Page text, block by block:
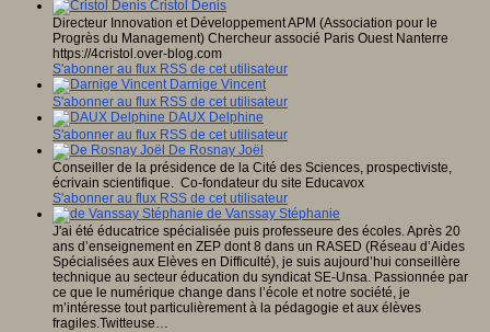
Cristol Denis
Directeur Innovation et Développement APM (Association pour le
Progrès du Management) Chercheur associé Paris Ouest Nanterre
https://4cristol.over-blog.com
S'abonner au flux RSS de cet utilisateur
Darnige Vincent
S'abonner au flux RSS de cet utilisateur
DAUX Delphine
S'abonner au flux RSS de cet utilisateur
De Rosnay Joël
Conseiller de la présidence de la Cité des Sciences, prospectiviste,
écrivain scientifique. Co-fondateur du site Educavox
S'abonner au flux RSS de cet utilisateur
de Vanssay Stéphanie
J'ai été éducatrice spécialisée puis professeure des écoles. Après 20
ans d’enseignement en ZEP dont 8 dans un RASED (Réseau d’Aides
Spécialisées aux Elèves en Difficulté), je suis aujourd’hui conseillère
technique au secteur éducation du syndicat SE-Unsa. Passionnée par
ce que le numérique change dans l’école et notre société, je
m’intéresse tout particulièrement à la pédagogie et aux élèves
fragiles.Twitteuse…